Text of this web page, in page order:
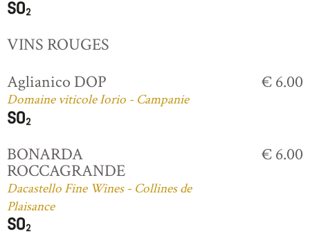
VINS ROUGES
Aglianico DOP
Domaine viticole Iorio - Campanie
€ 6.00
BONARDA
ROCCAGRANDE
Dacastello Fine Wines - Collines de
Plaisance
€ 6.00